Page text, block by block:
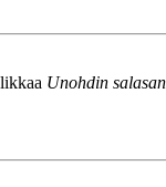
Unohdin